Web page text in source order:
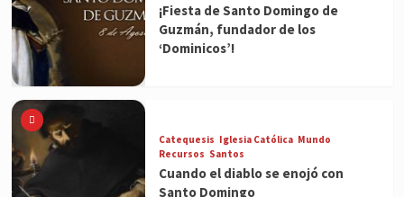
¡Fiesta de Santo Domingo de
Guzmán, fundador de los
‘Dominicos’!
Catequesis Iglesia Católica Mundo
Recursos Santos
Cuando el diablo se enojó con
Santo Domingo